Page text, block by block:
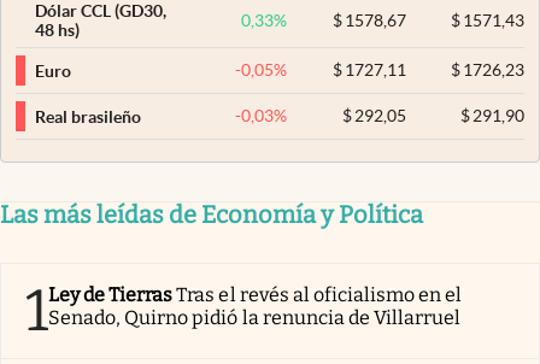
Dólar CCL (GD30,
48 hs)
0,33% $ 1578,67 $1571,43
Euro -0,05% $ 1727,11 $1726,23
Real brasileño -0,03% $292,05 $291,90
Las más leídas de Economía y Política
1Ley de TierrasTras el revés al oficialismo en el
Senado, Quirno pidió la renuncia de Villarruel